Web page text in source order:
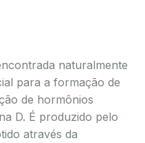
naturalmente
para a formação de
de hormônios
D. É produzido pelo
através da